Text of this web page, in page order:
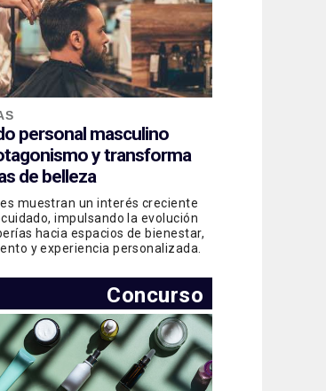
personal masculino
y transforma
de belleza
muestran un interés creciente
impulsando la evolución
hacia espacios de bienestar,
y experiencia personalizada.
Concurso